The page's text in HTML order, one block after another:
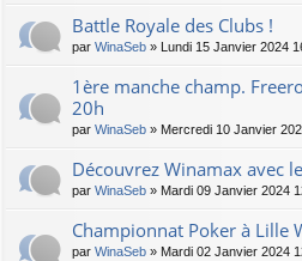
Battle Royale des Clubs !
par WinaSeb » Lundi 15 Janvier 2024
1ère manche champ.
20h
par WinaSeb » Mercredi 10 Janvier
Découvrez Winamax avec
par WinaSeb » Mardi 09 Janvier 2024
Championnat Poker à Lille
par WinaSeb » Mardi 02 Janvier 2024